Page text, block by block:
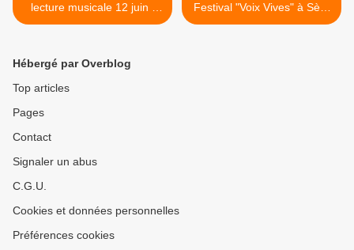
lecture musicale 12 juin /
Prélude au Marché de la
Festival "Voix Vives" à Sète
>
Hébergé par Overblog
Top articles
Pages
Contact
Signaler un abus
C.G.U.
Cookies et données personnelles
Préférences cookies